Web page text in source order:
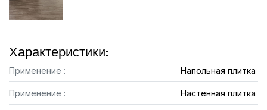
Характеристики:
Применение : Напольная плитка
Применение : Настенная плитка